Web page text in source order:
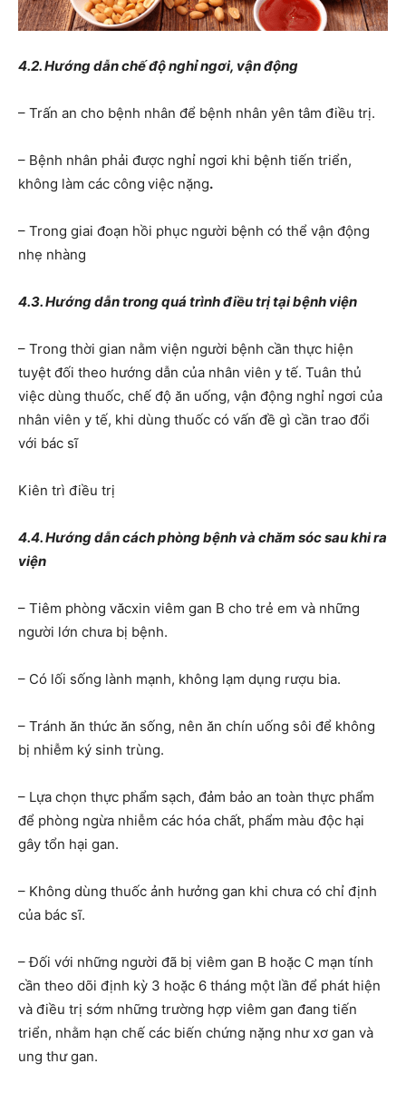
4.2.Hướng dẫn chế độ nghỉ ngơi, vận động
– Trấn an cho bệnh nhân để bệnh nhân yên tâm điều trị.
– Bệnh nhân phải được nghỉ ngơi khi bệnh tiến triển,
không làm các công việc nặng.
– Trong giai đoạn hồi phục người bệnh có thể vận động
nhẹ nhàng
4.3. Hướng dẫn trong quá trình điều trị tại bệnh viện
– Trong thời gian nằm viện người bệnh cần thực hiện
tuyệt đối theo hướng dẫn của nhân viên y tế. Tuân thủ
việc dùng thuốc, chế độ ăn uống, vận động nghỉ ngơi của
nhân viên y tế, khi dùng thuốc có vấn đề gì cần trao đổi
với bác sĩ
Kiên trì điều trị
4.4. Hướng dẫn cách phòng bệnh và chăm sóc sau khi ra
viện
– Tiêm phòng văcxin viêm gan B cho trẻ em và những
người lớn chưa bị bệnh.
– Có lối sống lành mạnh, không lạm dụng rượu bia.
– Tránh ăn thức ăn sống, nên ăn chín uống sôi để không
bị nhiễm ký sinh trùng.
– Lựa chọn thực phẩm sạch, đảm bảo an toàn thực phẩm
để phòng ngừa nhiễm các hóa chất, phẩm màu độc hại
gây tổn hại gan.
– Không dùng thuốc ảnh hưởng gan khi chưa có chỉ định
của bác sĩ.
– Đối với những người đã bị viêm gan B hoặc C mạn tính
cần theo dõi định kỳ 3 hoặc 6 tháng một lần để phát hiện
và điều trị sớm những trường hợp viêm gan đang tiến
triển, nhằm hạn chế các biến chứng nặng như xơ gan và
ung thư gan.